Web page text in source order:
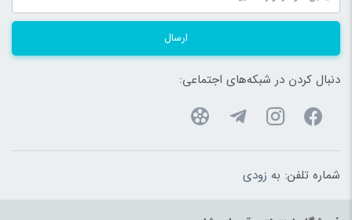
ارسال
دنبال کردن در شبکه‌های اجتماعی:
شماره تلفن: به زودی